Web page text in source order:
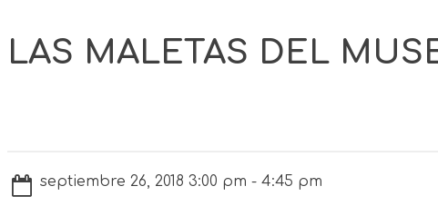
LAS MALETAS DEL
septiembre 26, 2018 3:00 pm - 4:45 pm